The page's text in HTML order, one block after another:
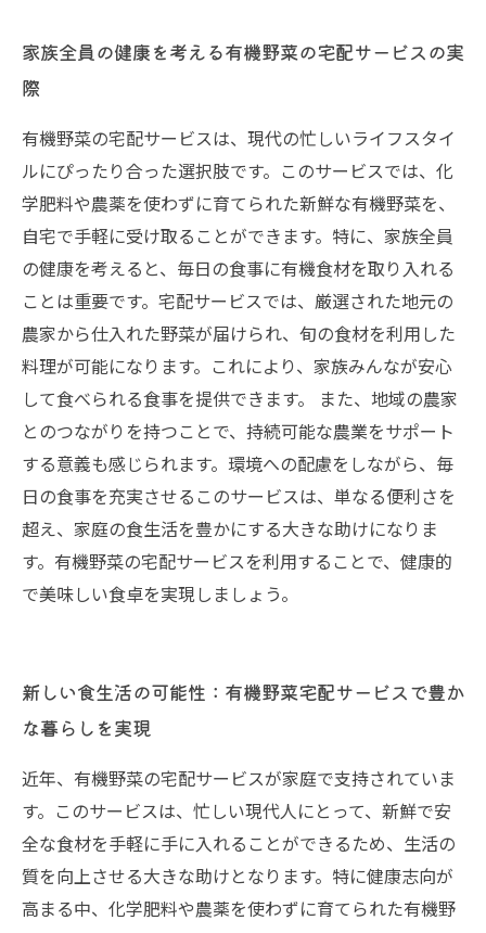
家族全員の健康を考える有機野菜の宅配サービスの実
際
有機野菜の宅配サービスは、現代の忙しいライフスタイ
ルにぴったり合った選択肢です。このサービスでは、化
学肥料や農薬を使わずに育てられた新鮮な有機野菜を、
自宅で手軽に受け取ることができます。特に、家族全員
の健康を考えると、毎日の食事に有機食材を取り入れる
ことは重要です。宅配サービスでは、厳選された地元の
農家から仕入れた野菜が届けられ、旬の食材を利用した
料理が可能になります。これにより、家族みんなが安心
して食べられる食事を提供できます。 また、地域の農家
とのつながりを持つことで、持続可能な農業をサポート
する意義も感じられます。環境への配慮をしながら、毎
日の食事を充実させるこのサービスは、単なる便利さを
超え、家庭の食生活を豊かにする大きな助けになりま
す。有機野菜の宅配サービスを利用することで、健康的
で美味しい食卓を実現しましょう。
新しい食生活の可能性：有機野菜宅配サービスで豊か
な暮らしを実現
近年、有機野菜の宅配サービスが家庭で支持されていま
す。このサービスは、忙しい現代人にとって、新鮮で安
全な食材を手軽に手に入れることができるため、生活の
質を向上させる大きな助けとなります。特に健康志向が
高まる中、化学肥料や農薬を使わずに育てられた有機野